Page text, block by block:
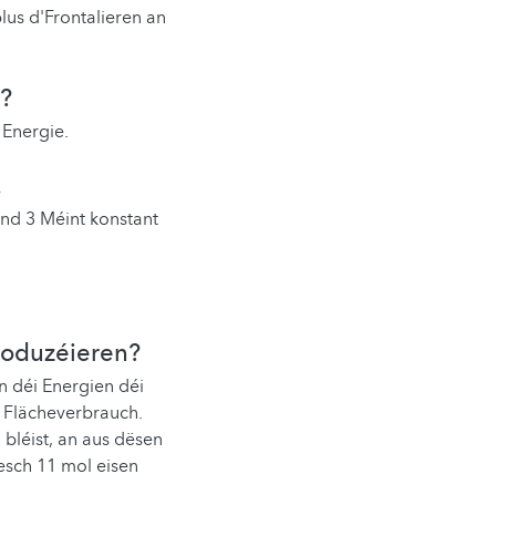
d'Frontalieren an
3 Méint konstant
déi Energien déi
an aus dësen
11 mol eisen